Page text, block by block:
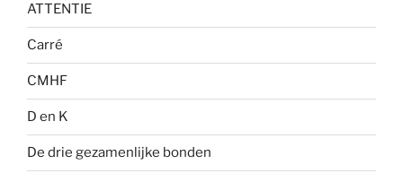
ATTENTIE
Carré
CMHF
D en K
De drie gezamenlijke bonden